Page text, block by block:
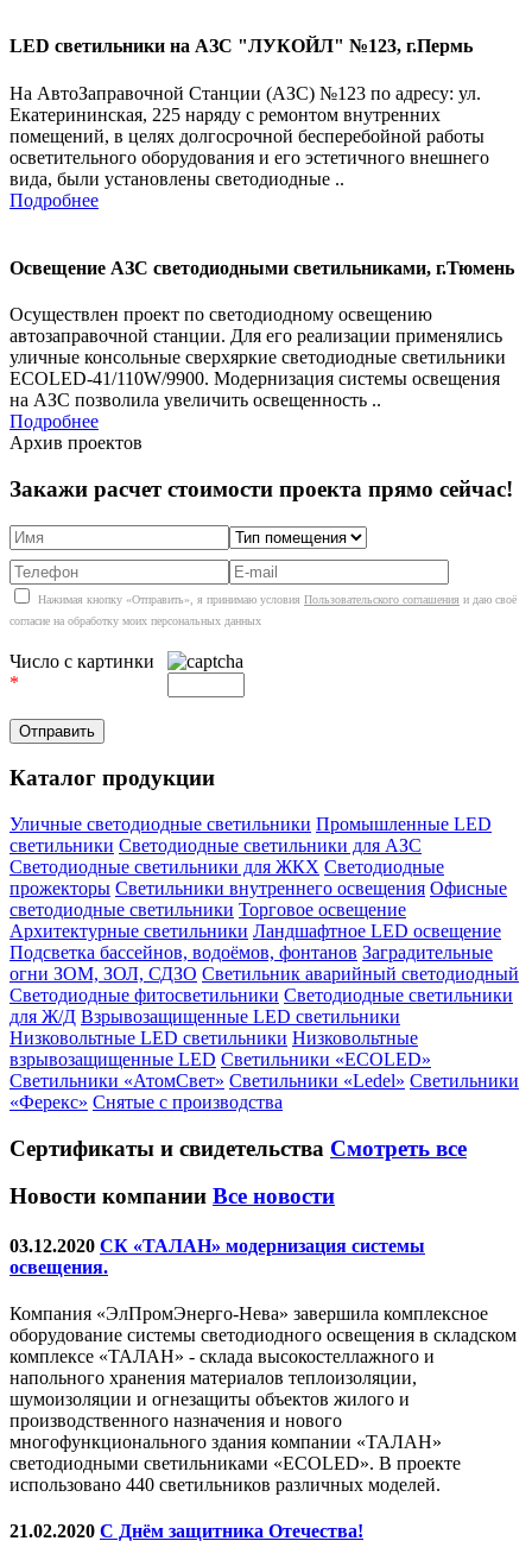
LED светильники на АЗС "ЛУКОЙЛ" №123, г.Пермь
На АвтоЗаправочной Станции (АЗС) №123 по адресу: ул.
Екатерининская, 225 наряду с ремонтом внутренних
помещений, в целях долгосрочной бесперебойной работы
осветительного оборудования и его эстетичного внешнего
вида, были установлены светодиодные ..
Подробнее
Освещение АЗС светодиодными светильниками, г.Тюмень
Осуществлен проект по светодиодному освещению
автозаправочной станции. Для его реализации применялись
уличные консольные сверхяркие светодиодные светильники
ECOLED-41/110W/9900. Модернизация системы освещения
на АЗС позволила увеличить освещенность ..
Подробнее
Архив проектов
Закажи расчет стоимости проекта прямо сейчас!
Нажимая кнопку «Отправить», я принимаю условия Пользовательского соглашения и даю своё
согласие на обработку моих персональных данных
Число с картинки
*
Каталог продукции
Уличные светодиодные светильники Промышленные LED
светильники Светодиодные светильники для АЗС
Светодиодные светильники для ЖКХ Светодиодные
прожекторы Светильники внутреннего освещения Офисные
светодиодные светильники Торговое освещение
Архитектурные светильники Ландшафтное LED освещение
Подсветка бассейнов, водоёмов, фонтанов Заградительные
огни ЗОМ, ЗОЛ, СДЗО Светильник аварийный светодиодный
Светодиодные фитосветильники Светодиодные светильники
для Ж/Д Взрывозащищенные LED светильники
Низковольтные LED светильники Низковольтные
взрывозащищенные LED Светильники «ECOLED»
Светильники «АтомСвет» Светильники «Ledel» Светильники
«Ферекс» Снятые с производства
Сертификаты и свидетельства Смотреть все
Новости компании Все новости
03.12.2020 СК «ТАЛАН» модернизация системы
освещения.
Компания «ЭлПромЭнерго-Нева» завершила комплексное
оборудование системы светодиодного освещения в складском
комплексе «ТАЛАН» - склада высокостеллажного и
напольного хранения материалов теплоизоляции,
шумоизоляции и огнезащиты объектов жилого и
производственного назначения и нового
многофункционального здания компании «ТАЛАН»
светодиодными светильниками «ECOLED». В проекте
использовано 440 светильников различных моделей.
21.02.2020 С Днём защитника Отечества!